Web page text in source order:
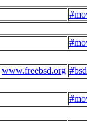
www.freebsd.org #bsd